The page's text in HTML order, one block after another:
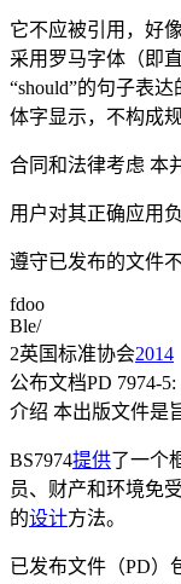
它不应被引用，好
采用罗马字体（即
“should”的句子表
体字显示，不构成
合同和法律考虑 本
用户对其正确应用负
遵守已发布的文件
fdoo
Ble/
2英国标准协会2014
公布文档PD 7974-5:
介绍 本出版文件是
BS7974提供了一个
员、财产和环境免
的设计方法。
已发布文件（PD）